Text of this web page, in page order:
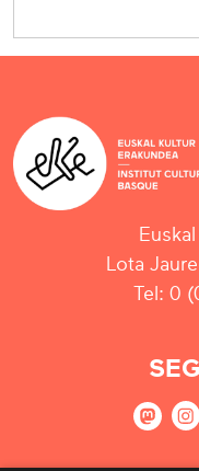
Lota
Tel: 0